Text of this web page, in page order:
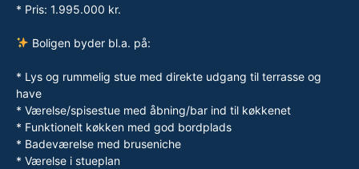
* Pris: 1.995.000 kr.
Boligen byder bl.a. på:
* Lys og rummelig stue med direkte udgang til terrasse og
have
* Værelse/spisestue med åbning/bar ind til køkkenet
* Funktionelt køkken med god bordplads
* Badeværelse med bruseniche
* Værelse i stueplan